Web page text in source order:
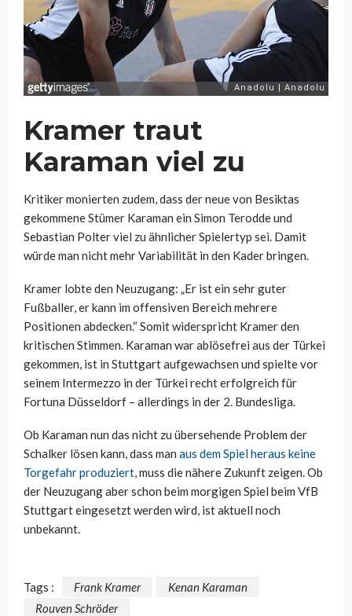
Kramer traut
Karaman viel zu
Kritiker monierten zudem, dass der neue von Besiktas
gekommene Stümer Karaman ein Simon Terodde und
Sebastian Polter viel zu ähnlicher Spielertyp sei. Damit
würde man nicht mehr Variabilität in den Kader bringen.
Kramer lobte den Neuzugang: „Er ist ein sehr guter
Fußballer, er kann im offensiven Bereich mehrere
Positionen abdecken.“ Somit widerspricht Kramer den
kritischen Stimmen. Karaman war ablösefrei aus der Türkei
gekommen, ist in Stuttgart aufgewachsen und spielte vor
seinem Intermezzo in der Türkei recht erfolgreich für
Fortuna Düsseldorf – allerdings in der 2. Bundesliga.
Ob Karaman nun das nicht zu übersehende Problem der
Schalker lösen kann, dass man aus dem Spiel heraus keine
Torgefahr produziert , muss die nähere Zukunft zeigen. Ob
der Neuzugang aber schon beim morgigen Spiel beim VfB
Stuttgart eingesetzt werden wird, ist aktuell noch
unbekannt.
Tags : Frank Kramer
Kenan Karaman
Rouven Schröder